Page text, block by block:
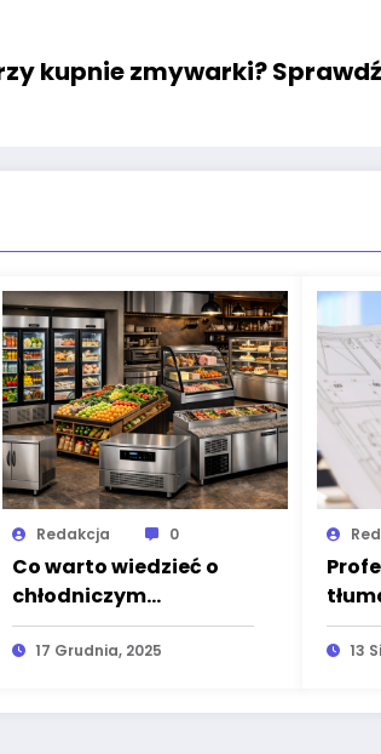
kupnie zmywarki?
Redakcja 0
Co warto wiedzieć o
chłodniczym
wyposażeniu sklepów
spożywczych i lokali
17 Grudnia, 2025 13